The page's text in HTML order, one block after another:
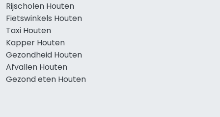
Rijscholen Houten
Fietswinkels Houten
Taxi Houten
Kapper Houten
Gezondheid Houten
Afvallen Houten
Gezond eten Houten